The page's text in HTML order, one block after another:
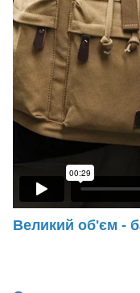
Великий об'єм -